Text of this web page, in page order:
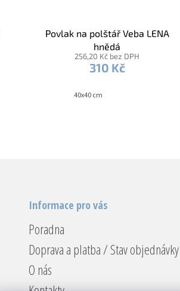
Povlak na polštář Veba LENA
hnědá
256,20 Kč bez DPH
310 Kč
40x40 cm
Informace pro vás
Poradna
Doprava a platba / Stav objednávky
O nás